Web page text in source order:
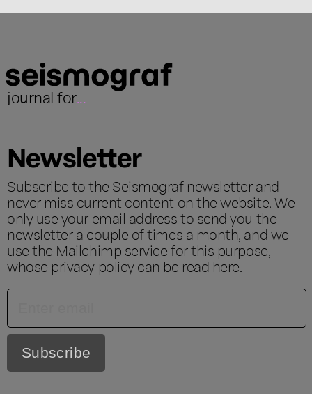
journal for...
Newsletter
Subscribe to the Seismograf newsletter and
never miss current content on the website. We
only use your email address to send you the
newsletter a couple of times a month, and we
use the Mailchimp service for this purpose,
whose privacy policy can be read here.